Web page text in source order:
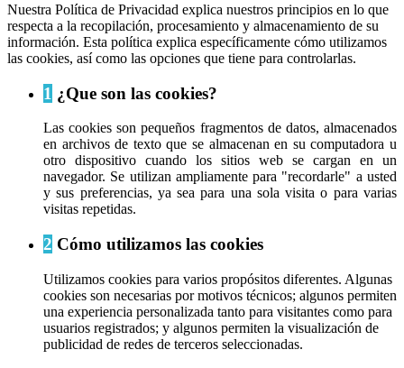
Nuestra Política de Privacidad explica nuestros principios en lo que
respecta a la recopilación, procesamiento y almacenamiento de su
información. Esta política explica específicamente cómo utilizamos
las cookies, así como las opciones que tiene para controlarlas.
1 ¿Que son las cookies?
Las cookies son pequeños fragmentos de datos, almacenados
en archivos de texto que se almacenan en su computadora u
otro dispositivo cuando los sitios web se cargan en un
navegador. Se utilizan ampliamente para "recordarle" a usted
y sus preferencias, ya sea para una sola visita o para varias
visitas repetidas.
2 Cómo utilizamos las cookies
Utilizamos cookies para varios propósitos diferentes. Algunas
cookies son necesarias por motivos técnicos; algunos permiten
una experiencia personalizada tanto para visitantes como para
usuarios registrados; y algunos permiten la visualización de
publicidad de redes de terceros seleccionadas.